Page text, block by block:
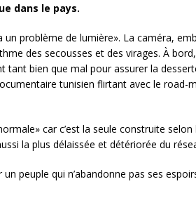
dans le pays.
problème de lumière». La caméra,
des secousses et des virages. À
tant bien que mal pour assurer la
tunisien flirtant avec le road-
car c’est la seule construite
la plus délaissée et détériorée du
peuple qui n’abandonne pas ses